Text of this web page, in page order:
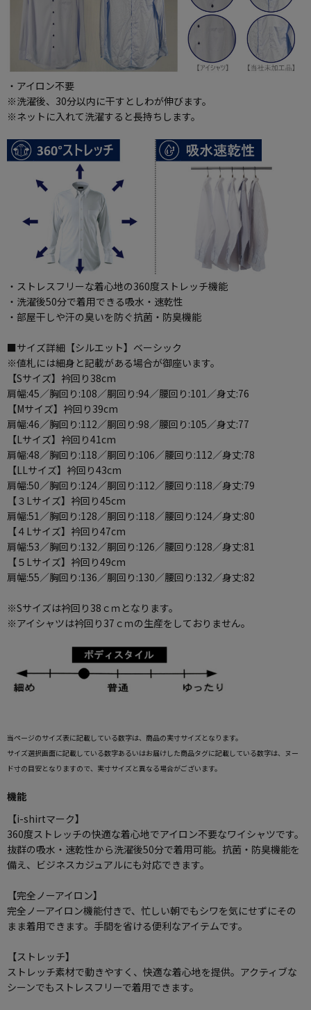
・アイロン不要
※洗濯後、30分以内に干すとしわが伸びます。
※ネットに入れて洗濯すると長持ちします。
・ストレスフリーな着心地の360度ストレッチ機能
・洗濯後50分で着用できる吸水・速乾性
・部屋干しや汗の臭いを防ぐ抗菌・防臭機能
■サイズ詳細【シルエット】ベーシック
※値札には細身と記載がある場合が御座います。
【Sサイズ】衿回り38cm
肩幅:45／胸回り:108／胴回り:94／腰回り:101／身丈:76
【Mサイズ】衿回り39cm
肩幅:46／胸回り:112／胴回り:98／腰回り:105／身丈:77
【Lサイズ】衿回り41cm
肩幅:48／胸回り:118／胴回り:106／腰回り:112／身丈:78
【LLサイズ】衿回り43cm
肩幅:50／胸回り:124／胴回り:112／腰回り:118／身丈:79
【３Lサイズ】衿回り45cm
肩幅:51／胸回り:128／胴回り:118／腰回り:124／身丈:80
【４Lサイズ】衿回り47cm
肩幅:53／胸回り:132／胴回り:126／腰回り:128／身丈:81
【５Lサイズ】衿回り49cm
肩幅:55／胸回り:136／胴回り:130／腰回り:132／身丈:82
※Sサイズは衿回り38ｃｍとなります。
※アイシャツは衿回り37ｃｍの生産をしておりません。
当ページのサイズ表に記載している数字は、商品の実寸サイズとなります。
サイズ選択画面に記載している数字あるいはお届けした商品タグに記載している数字は、ヌー
ド寸の目安となりますので、実寸サイズと異なる場合がございます。
機能
【i-shirtマーク】
360度ストレッチの快適な着心地でアイロン不要なワイシャツです。
抜群の吸水・速乾性から洗濯後50分で着用可能。抗菌・防臭機能を
備え、ビジネスカジュアルにも対応できます。
【完全ノーアイロン】
完全ノーアイロン機能付きで、忙しい朝でもシワを気にせずにその
まま着用できます。手間を省ける便利なアイテムです。
【ストレッチ】
ストレッチ素材で動きやすく、快適な着心地を提供。アクティブな
シーンでもストレスフリーで着用できます。